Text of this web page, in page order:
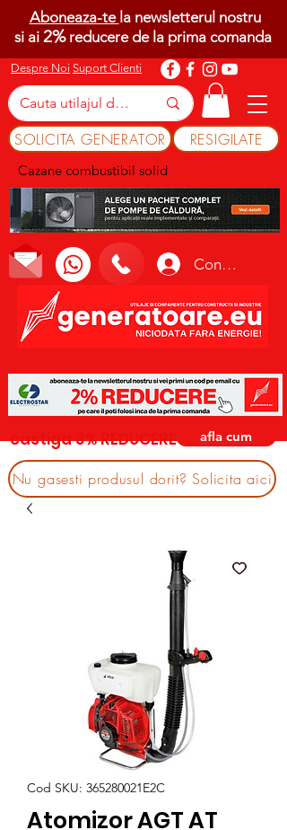
Despre Noi Suport Clienti
SOLICITA GENERATOR RESIGILATE
Cazane combustibil solid
Conectează-te
Aboneaza-te la newsletterul nostru
si ai 2%reducere de la prima comanda
castiga 3% REDUCERE afla cum
Nu gasesti produsul dorit? Solicita aici
Cod SKU: 365280021E2C
Atomizor AGT AT